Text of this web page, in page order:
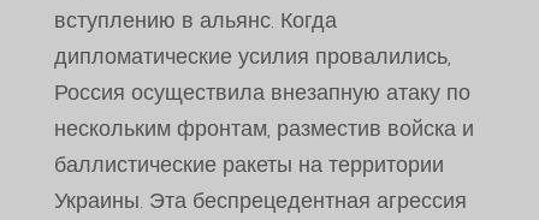
вступлению в альянс. Когда
дипломатические усилия провалились,
Россия осуществила внезапную атаку по
нескольким фронтам, разместив войска и
баллистические ракеты на территории
Украины. Эта беспрецедентная агрессия